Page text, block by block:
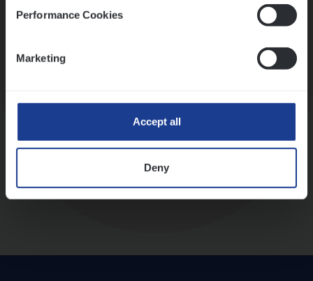
Performance Cookies
Marketing
Accept all
Deny